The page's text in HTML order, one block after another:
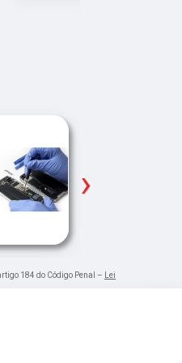
›
184 do Código Penal –
Lei